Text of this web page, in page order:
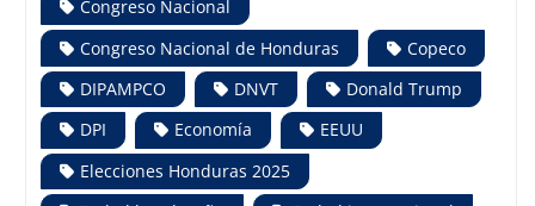
Congreso Nacional
Congreso Nacional de Honduras
Copeco
DIPAMPCO
DNVT
Donald Trump
DPI
Economía
EEUU
Elecciones Honduras 2025